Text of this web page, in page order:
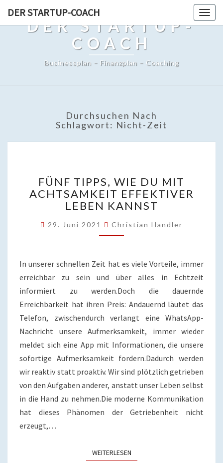
DER STARTUP-COACH
DER STARTUP-
COACH
Businessplan – Finanzplan – Coaching
Durchsuchen Nach
Schlagwort: Nicht-Zeit
TIPPS,
WIE
DU
ACHTSAMKEIT
EFFEKTIVER
KANNST
FÜNF TIPPS, WIE DU MIT
ACHTSAMKEIT EFFEKTIVER
LEBEN KANNST
29. Juni 2021 Christian Handler
In unserer schnellen Zeit hat es viele Vorteile, immer
erreichbar zu sein und über alles in Echtzeit
informiert zu werden.Doch die dauernde
Erreichbarkeit hat ihren Preis: Andauernd läutet das
Telefon, zwischendurch verlangt eine WhatsApp-
Nachricht unsere Aufmerksamkeit, immer wieder
meldet sich eine App mit Informationen, die unsere
sofortige Aufmerksamkeit fordern.Dadurch werden
wir reaktiv statt proaktiv. Wir sind plötzlich getrieben
von den Aufgaben anderer, anstatt unser Leben selbst
in die Hand zu nehmen.Die moderne Kommunikation
hat dieses Phänomen der Getriebenheit nicht
erzeugt,…
WEITERLESENWEITERLESEN